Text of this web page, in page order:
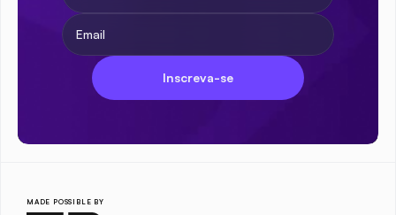
Inscreva-se
MADE POSSIBLE BY